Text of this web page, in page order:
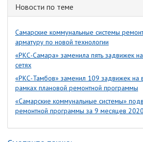
Новости по теме
Самарские коммунальные системы
арматуру по новой технологии
«РКС-Самара» заменила пять задвижек
сетях
«РКС-Тамбов» заменил 109 задвижек на
рамках плановой ремонтной программы
«Самарские коммунальные системы»
ремонтной программы за 9 месяцев